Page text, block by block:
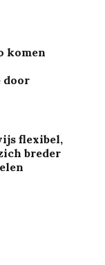
komen
door
flexibel,
breder